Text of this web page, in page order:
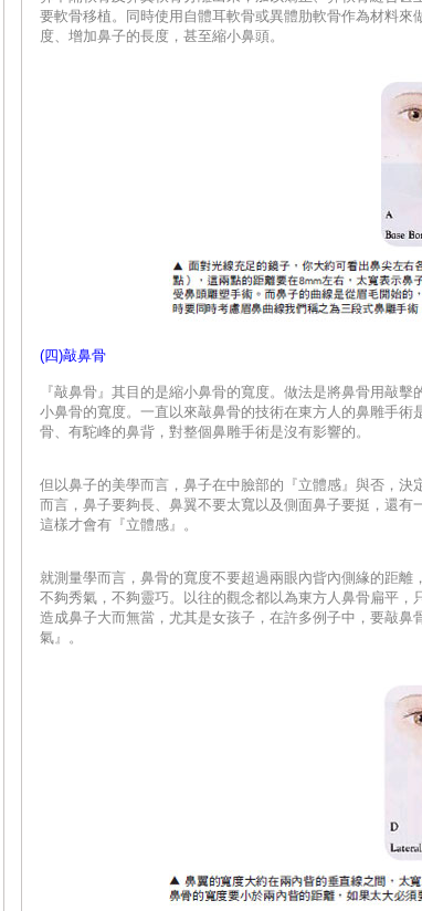
要軟骨移植。同時使用自體耳軟骨或異體肋軟骨作為材料來
度、增加鼻子的長度，甚至縮小鼻頭。
(四)敲鼻骨
『敲鼻骨』其目的是縮小鼻骨的寬度。做法是將鼻骨用敲
小鼻骨的寬度。一直以來敲鼻骨的技術在東方人的鼻雕手術
骨、有駝峰的鼻背，對整個鼻雕手術是沒有影響的。
但以鼻子的美學而言，鼻子在中臉部的『立體感』與否，決
而言，鼻子要夠長、鼻翼不要太寬以及側面鼻子要挺，還有
這樣才會有『立體感』。
就測量學而言，鼻骨的寬度不要超過兩眼內眥內側緣的距離
不夠秀氣，不夠靈巧。以往的觀念都以為東方人鼻骨扁平，
造成鼻子大而無當，尤其是女孩子，在許多例子中，要敲鼻
氣』。